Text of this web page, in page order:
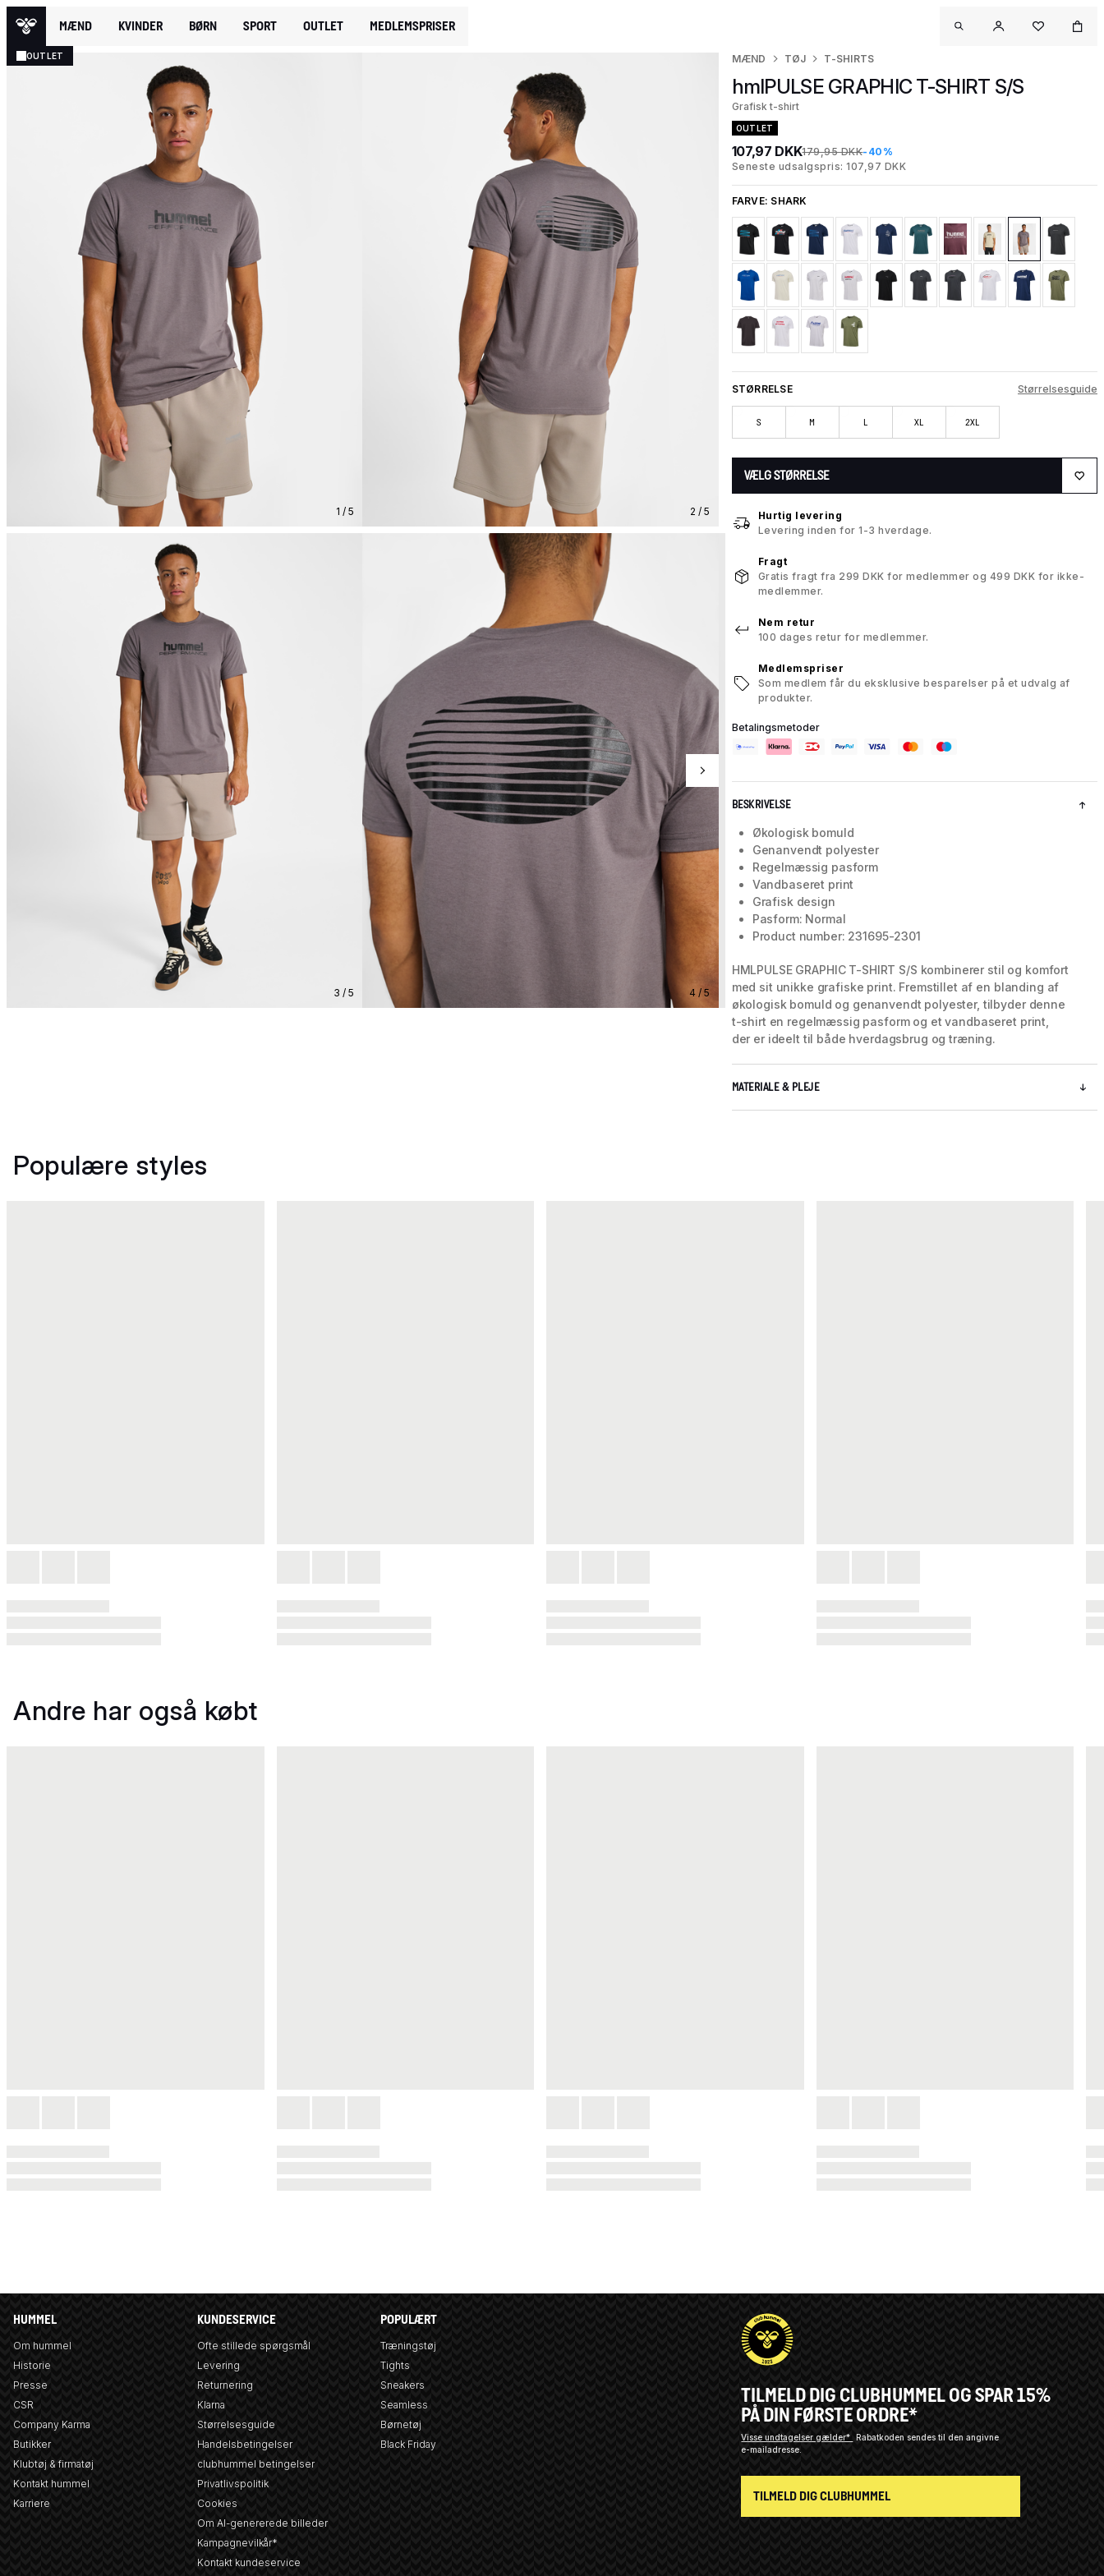
MÆND KVINDER BØRN SPORT OUTLET MEDLEMSPRISER
OUTLET
1 / 5 2 / 5
3 / 5 4 / 5 5 / 5
MÆND TØJ T-SHIRTS
hmlPULSE GRAPHIC T-SHIRT S/S
Grafisk t-shirt
OUTLET
107,97 DKK179,95 DKK-40%
Seneste udsalgspris: 107,97 DKK
FARVE: SHARK
STØRRELSE Størrelsesguide
S M L XL 2XL
VÆLG STØRRELSE
Hurtig levering
Levering inden for 1-3 hverdage.
Fragt
Gratis fragt fra 299 DKK for medlemmer og 499 DKK for ikke-
medlemmer.
Nem retur
100 dages retur for medlemmer.
Medlemspriser
Som medlem får du eksklusive besparelser på et udvalg af
produkter.
Betalingsmetoder
BESKRIVELSE
Økologisk bomuld
Genanvendt polyester
Regelmæssig pasform
Vandbaseret print
Grafisk design
Pasform: Normal
Product number: 231695-2301
HMLPULSE GRAPHIC T-SHIRT S/S kombinerer stil og komfort
med sit unikke grafiske print. Fremstillet af en blanding af
økologisk bomuld og genanvendt polyester, tilbyder denne
t-shirt en regelmæssig pasform og et vandbaseret print,
der er ideelt til både hverdagsbrug og træning.
MATERIALE & PLEJE
Populære styles
Andre har også købt
HUMMEL
Om hummel
Historie
Presse
CSR
Company Karma
Butikker
Klubtøj & firmatøj
Kontakt hummel
Karriere
KUNDESERVICE
Ofte stillede spørgsmål
Levering
Returnering
Klarna
Størrelsesguide
Handelsbetingelser
clubhummel betingelser
Privatlivspolitik
Cookies
Om AI-genererede billeder
Kampagnevilkår*
Kontakt kundeservice
POPULÆRT
Træningstøj
Tights
Sneakers
Seamless
Børnetøj
Black Friday
TILMELD DIG CLUBHUMMEL OG SPAR 15%
PÅ DIN FØRSTE ORDRE*
Visse undtagelser gælder*
Rabatkoden sendes til den angivne
e-mailadresse.
TILMELD DIG CLUBHUMMEL